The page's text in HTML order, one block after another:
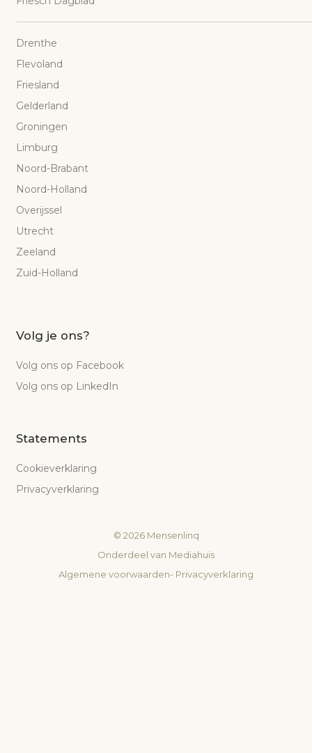
Drenthe
Flevoland
Friesland
Gelderland
Groningen
Limburg
Noord-Brabant
Noord-Holland
Overijssel
Utrecht
Zeeland
Zuid-Holland
Volg je ons?
Volg ons op Facebook
Volg ons op LinkedIn
Statements
Cookieverklaring
Privacyverklaring
© 2026Mensenlinq
Onderdeel van Mediahuis
Algemene voorwaarden- Privacyverklaring